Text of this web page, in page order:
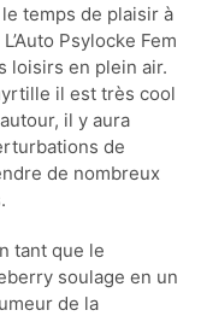
temps de plaisir à
Psylocke Fem
loisirs en plein air.
il est très cool
il y aura
de
de nombreux
tant que le
soulage en un
de la